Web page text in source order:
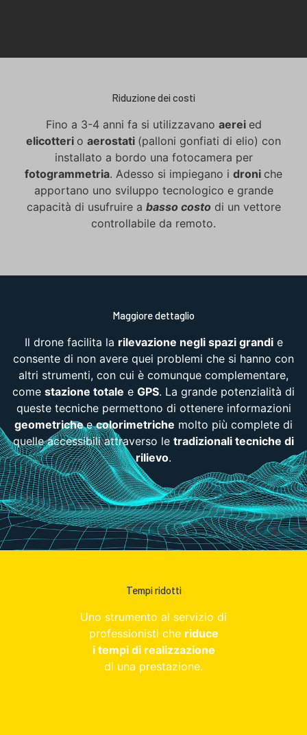
Riduzione dei costi
Fino a 3-4 anni fa si utilizzavano aerei ed
elicotteri o aerostati (palloni gonfiati di elio) con
installato a bordo una fotocamera per
fotogrammetria. Adesso si impiegano i droni che
apportano uno sviluppo tecnologico e grande
capacità di usufruire a basso costodi un vettore
controllabile da remoto.
Maggiore dettaglio
Il drone facilita la rilevazione negli spazi grandie
consente di non avere quei problemi che si hanno con
altri strumenti, con cui è comunque complementare,
come stazione totale e GPS. La grande potenzialità di
queste tecniche permettono di ottenere informazioni
geometricheecolorimetriche molto più complete di
quelle accessibili attraverso le tradizionali tecniche di
rilievo.
Tempi ridotti
Uno strumento al servizio di
professionisti che riduce
i tempi di realizzazione
di una prestazione.